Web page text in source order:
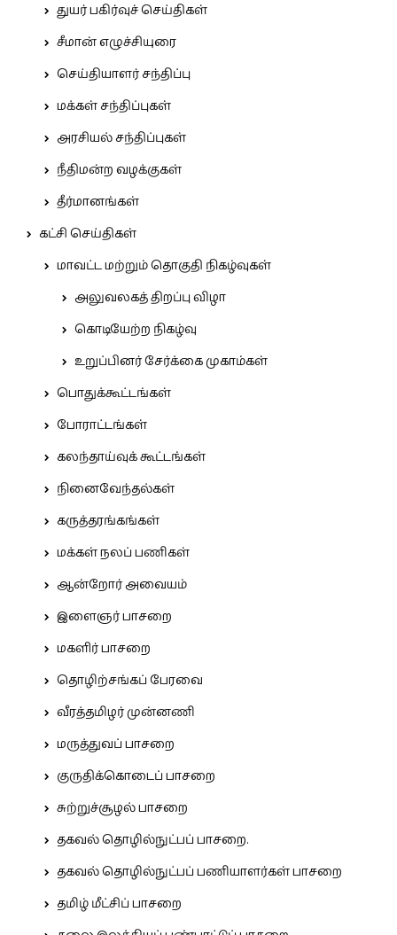
துயர் பகிர்வுச் செய்திகள்
சீமான் எழுச்சியுரை
செய்தியாளர் சந்திப்பு
மக்கள் சந்திப்புகள்
அரசியல் சந்திப்புகள்
நீதிமன்ற வழக்குகள்
தீர்மானங்கள்
கட்சி செய்திகள்
மாவட்ட மற்றும் தொகுதி நிகழ்வுகள்
அலுவலகத் திறப்பு விழா
கொடியேற்ற நிகழ்வு
உறுப்பினர் சேர்க்கை முகாம்கள்
பொதுக்கூட்டங்கள்
போராட்டங்கள்
கலந்தாய்வுக் கூட்டங்கள்
நினைவேந்தல்கள்
கருத்தரங்கங்கள்
மக்கள் நலப் பணிகள்
ஆன்றோர் அவையம்
இளைஞர் பாசறை
மகளிர் பாசறை
தொழிற்சங்கப் பேரவை
வீரத்தமிழர் முன்னணி
மருத்துவப் பாசறை
குருதிக்கொடைப் பாசறை
சுற்றுச்சூழல் பாசறை
தகவல் தொழில்நுட்பப் பாசறை.
தகவல் தொழில்நுட்பப் பணியாளர்கள் பாசறை
தமிழ் மீட்சிப் பாசறை